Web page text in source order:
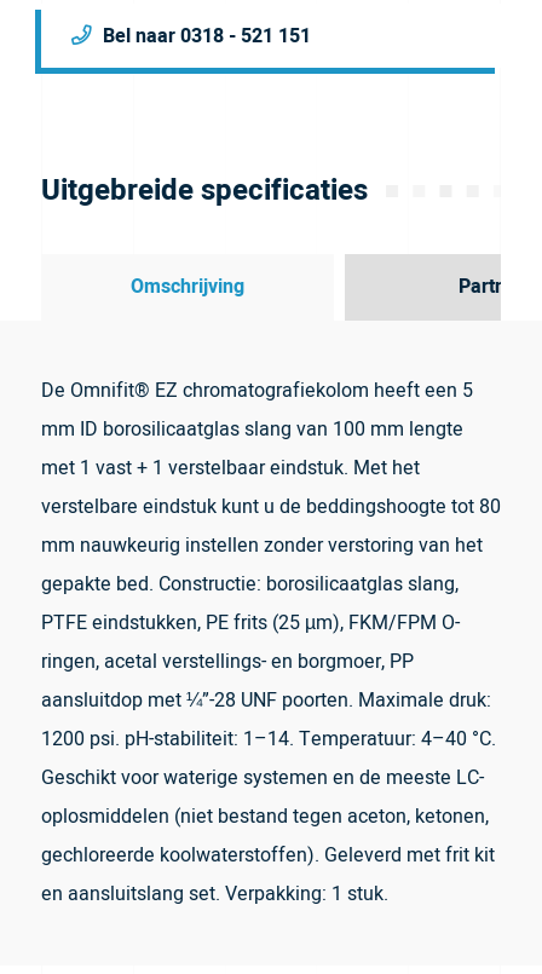
Bel naar 0318 - 521 151
Uitgebreide specificaties
Omschrijving Partner
De Omnifit® EZ chromatografiekolom heeft een 5
mm ID borosilicaatglas slang van 100 mm lengte
met 1 vast + 1 verstelbaar eindstuk. Met het
verstelbare eindstuk kunt u de beddingshoogte tot 80
mm nauwkeurig instellen zonder verstoring van het
gepakte bed. Constructie: borosilicaatglas slang,
PTFE eindstukken, PE frits (25 µm), FKM/FPM O-
ringen, acetal verstellings- en borgmoer, PP
aansluitdop met ¼”-28 UNF poorten. Maximale druk:
1200 psi. pH-stabiliteit: 1–14. Temperatuur: 4–40 °C.
Geschikt voor waterige systemen en de meeste LC-
oplosmiddelen (niet bestand tegen aceton, ketonen,
gechloreerde koolwaterstoffen). Geleverd met frit kit
en aansluitslang set. Verpakking: 1 stuk.